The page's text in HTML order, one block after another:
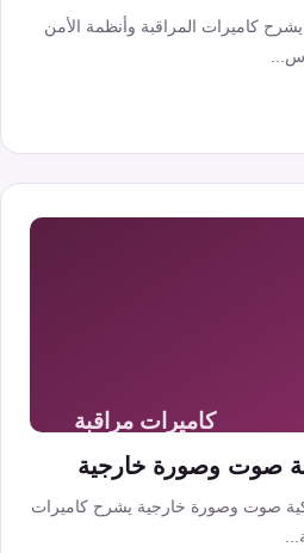
كاميرات المراقبة وأنظمة الأمن
صوت وصورة خارجية
صوت وصورة خارجية يشرح كاميرات